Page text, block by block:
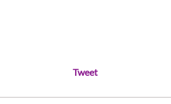
Tweet